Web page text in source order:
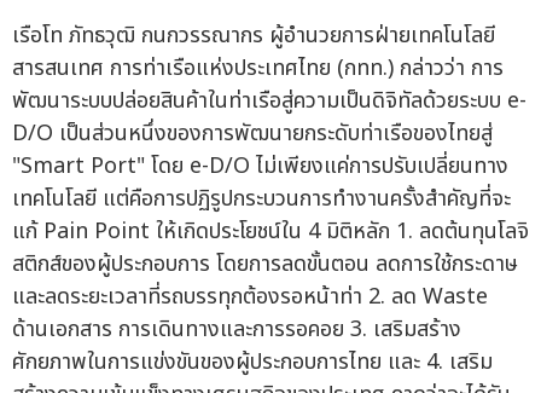
เรือโท ภัทธวุฒิ กนกวรรณากร ผู้อำนวยการฝ่ายเทคโนโลยี
สารสนเทศ การท่าเรือแห่งประเทศไทย (กทท.) กล่าวว่า การ
พัฒนาระบบปล่อยสินค้าในท่าเรือสู่ความเป็นดิจิทัลด้วยระบบ e-
D/O เป็นส่วนหนึ่งของการพัฒนายกระดับท่าเรือของไทยสู่
"Smart Port" โดย e-D/O ไม่เพียงแค่การปรับเปลี่ยนทาง
เทคโนโลยี แต่คือการปฏิรูปกระบวนการทำงานครั้งสำคัญที่จะ
แก้ Pain Point ให้เกิดประโยชน์ใน 4 มิติหลัก 1. ลดต้นทุนโลจิ
สติกส์ของผู้ประกอบการ โดยการลดขั้นตอน ลดการใช้กระดาษ
และลดระยะเวลาที่รถบรรทุกต้องรอหน้าท่า 2. ลด Waste
ด้านเอกสาร การเดินทางและการรอคอย 3. เสริมสร้าง
ศักยภาพในการแข่งขันของผู้ประกอบการไทย และ 4. เสริม